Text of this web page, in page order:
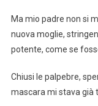
Ma mio padre non si
nuova moglie,
potente, come se
Chiusi le palpebre,
mascara mi stava già